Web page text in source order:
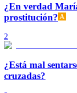
¿En verdad
prostitución?
2
¿Está mal
cruzadas?